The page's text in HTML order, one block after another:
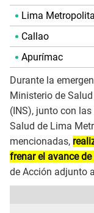
Lima
Callao
Apurímac
Durante la
Ministerio de
(INS), junto con
Salud de Lima
mencionadas,
frenar el avance
de Acción adjunto